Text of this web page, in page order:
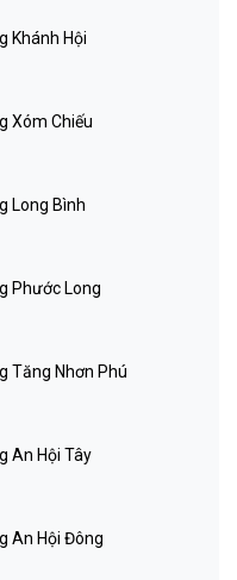
Khánh Hội
Xóm Chiếu
Long Bình
Phước Long
Tăng Nhơn Phú
An Hội Tây
An Hội Đông